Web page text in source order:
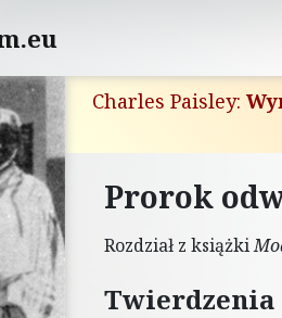
Charles Paisley:
Prorok
Rozdział z książki
Twierdzenia